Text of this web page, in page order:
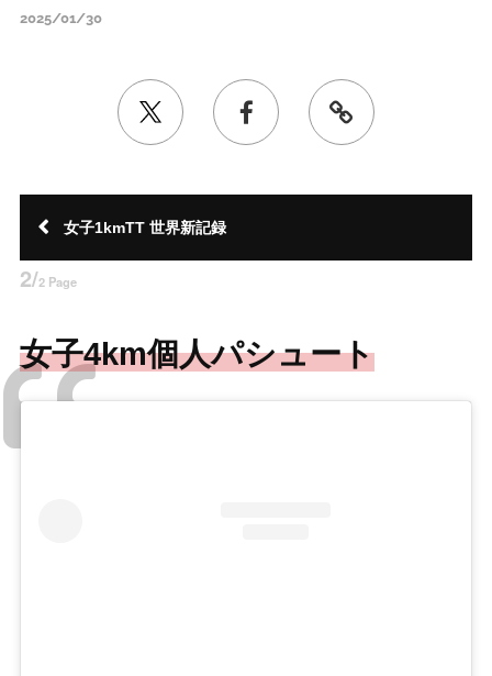
2025/01/30
女子1kmTT 世界新記録
2/2 Page
女子4km個人パシュート